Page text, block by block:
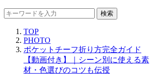
検索
TOP
PHOTO
ポケットチーフ折り方完全ガイド
【動画付き】｜シーン別に使える素
材・色選びのコツも伝授